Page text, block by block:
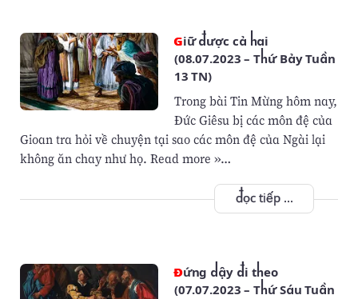
Giữ được cả hai
(08.07.2023 – Thứ Bảy Tuần
13 TN)
Trong bài Tin Mừng hôm nay,
Đức Giêsu bị các môn đệ của
Gioan tra hỏi về chuyện tại sao các môn đệ của Ngài lại
không ăn chay như họ. Read more »…
đọc tiếp ...
Đứng dậy đi theo
(07.07.2023 – Thứ Sáu Tuần